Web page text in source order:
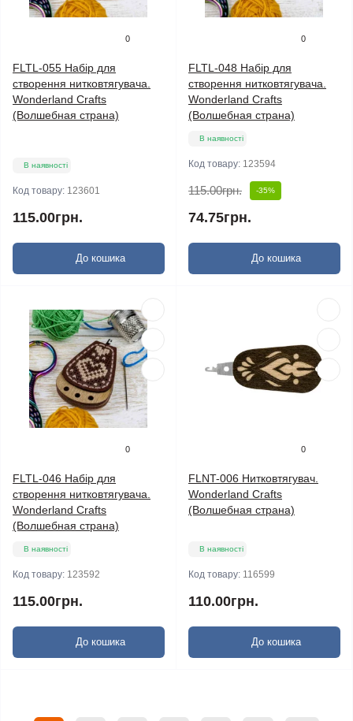
0
FLTL-055 Набір для
створення нитковтягувача.
Wonderland Crafts
(Волшебная страна)
В наявності
Код товару: 123601
115.00грн.
До кошика
0
FLTL-048 Набір для
створення нитковтягувача.
Wonderland Crafts
(Волшебная страна)
В наявності
Код товару: 123594
115.00грн. -35%
74.75грн.
До кошика
0
FLTL-046 Набір для
створення нитковтягувача.
Wonderland Crafts
(Волшебная страна)
В наявності
Код товару: 123592
115.00грн.
До кошика
0
FLNT-006 Нитковтягувач.
Wonderland Crafts
(Волшебная страна)
В наявності
Код товару: 116599
110.00грн.
До кошика